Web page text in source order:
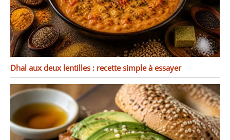
Dhal aux deux lentilles : recette simple à essayer